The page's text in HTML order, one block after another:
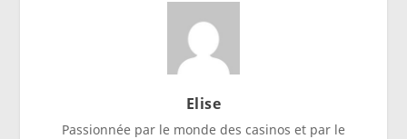
Elise
Passionnée par le monde des casinos et par le